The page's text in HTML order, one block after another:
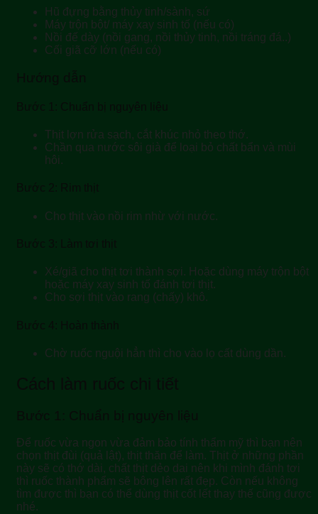
Hũ đựng bằng thủy tinh/sành, sứ
Máy trộn bột/ máy xay sinh tố (nếu có)
Nồi đế dày (nồi gang, nồi thủy tinh, nồi tráng đá..)
Cối giã cỡ lớn (nếu có)
Hướng dẫn
Bước 1: Chuẩn bị nguyên liệu
Thịt lợn rửa sạch, cắt khúc nhỏ theo thớ.
Chần qua nước sôi già để loại bỏ chất bẩn và mùi
hôi.
Bước 2: Rim thịt
Cho thịt vào nồi rim nhừ với nước.
Bước 3: Làm tơi thịt
Xé/giã cho thịt tơi thành sợi. Hoặc dùng máy trộn bột
hoặc máy xay sinh tố đánh tơi thịt.
Cho sợi thịt vào rang (chấy) khô.
Bước 4: Hoàn thành
Chờ ruốc nguội hẳn thì cho vào lọ cất dùng dần.
Cách làm ruốc chi tiết
Bước 1: Chuẩn bị nguyên liệu
Để ruốc vừa ngon vừa đảm bảo tính thẩm mỹ thì bạn nên
chọn thịt đùi (quả lật), thịt thăn để làm. Thịt ở những phần
này sẽ có thớ dài, chất thịt dẻo dai nên khi mình đánh tơi
thì ruốc thành phẩm sẽ bông lên rất đẹp. Còn nếu không
tìm được thì bạn có thể dùng thịt cốt lết thay thế cũng được
nhé.